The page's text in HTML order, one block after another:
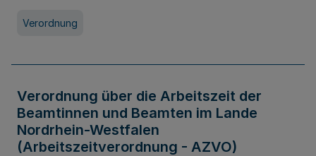
Verordnung
Verordnung über die Arbeitszeit der
Beamtinnen und Beamten im Lande
Nordrhein-Westfalen
(Arbeitszeitverordnung - AZVO)